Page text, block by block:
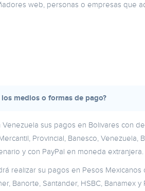
web, personas o empresas que
los medios o formas de pago?
Venezuela sus pagos en Bolivares con
Provincial, Banesco, Venezuela,
y con PayPal en moneda extranjera.
realizar su pagos en Pesos
Banorte, Santander, HSBC, Banamex y